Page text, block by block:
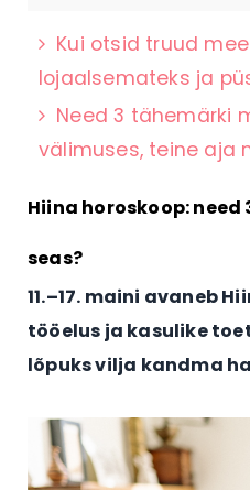
Kui otsid truud
lojaalsemateks ja
Need 3 tähemärki
välimuses, teine aja
Hiina horoskoop:
seas?
11.–17. maini avaneb
tööelus ja kasulike
lõpuks vilja kandma